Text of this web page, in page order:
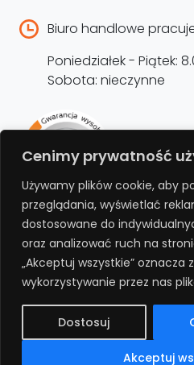
Cenimy prywatność
Używamy plików cookie, aby
przeglądania, wyświetlać
dostosowane do
oraz analizować ruch na
„Akceptuj wszystkie” oznacza
wykorzystywanie przez nas
Dostosuj
Akceptuj
Biuro handlowe
Poniedziałek - Piątek:
Sobota: nieczynne
Bezpłatnie przedłuż
miesięcy rejestrując
REJESTRUJ
Polityka prywatności